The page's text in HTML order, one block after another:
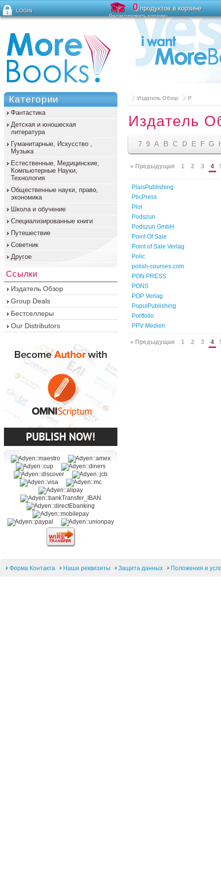
Издатель Обзор P
Издатель
7 9 A B C D E F G
« Предыдущая 1 2 3 4
PlaisPublishing
PlicPress
Plor
Podszun
Podszun GmbH
Point Of Sale
Point of Sale Verlag
Polic
polish-courses.com
PON PRESS
PONS
POP Verlag
PopulPublishing
Portfolio
PPV Medien
« Предыдущая 1 2 3 4
Категории
Фантастика
Детская и юношеская
литература
Гуманитарные, Искусство ,
Музыка
Естественные, Медицинские,
Компьютерные Науки,
Технология
Общественные науки, право,
экономика
Школа и обучение
Специализированные книги
Путешествие
Советник
Другое
Ссылки
Издатель Обзор
Group Deals
Бестселлеры
Our Distributors
Форма Контакта Наши реквизиты Защита данных Положения и
LOGIN
Забыли пароль?
0продуктов в корзине
Редактировать корзину